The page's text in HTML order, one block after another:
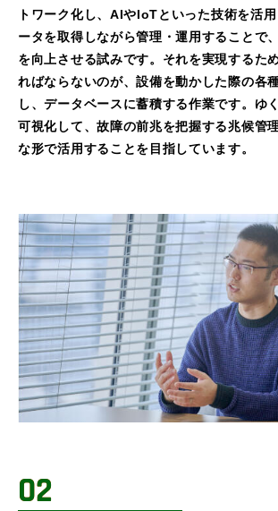
トワーク化し、AIやIoTといった技術を活
ータを取得しながら管理・運用することで
を向上させる試みです。それを実現するた
ればならないのが、設備を動かした際の各
し、データベースに蓄積する作業です。ゆ
可視化して、故障の前兆を把握する兆候管
な形で活用することを目指しています。
02